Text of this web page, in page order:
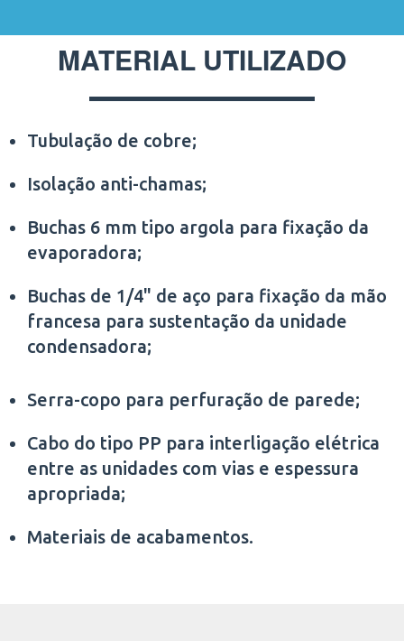
MATERIAL UTILIZADO
Tubulação de cobre;
Isolação anti-chamas;
Buchas 6 mm tipo argola para fixação da
evaporadora;
Buchas de 1/4" de aço para fixação da mão
francesa para sustentação da unidade
condensadora;
Serra-copo para perfuração de parede;
Cabo do tipo PP para interligação elétrica
entre as unidades com vias e espessura
apropriada;
Materiais de acabamentos.